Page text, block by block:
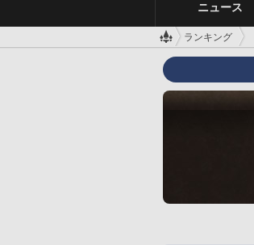
ニュース
ランキング